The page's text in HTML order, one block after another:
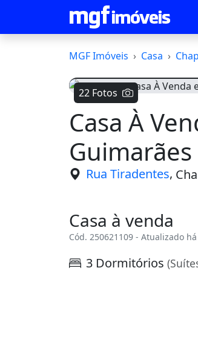
MGF Imóveis Casa
22 Fotos
Casa À
Guimarães
Rua Tiradentes,
Casa à venda
Cód. 250621109 - Atualizado
3 Dormitórios